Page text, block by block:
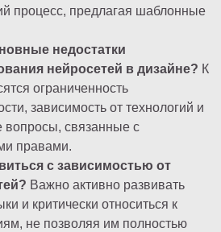
процесс, предлагая шаблонные
недостатки
нейросетей в дизайне? К
ограниченность
зависимость от технологий и
вопросы, связанные с
правами.
с зависимостью от
Важно активно развивать
и критически относиться к
не позволяя им полностью